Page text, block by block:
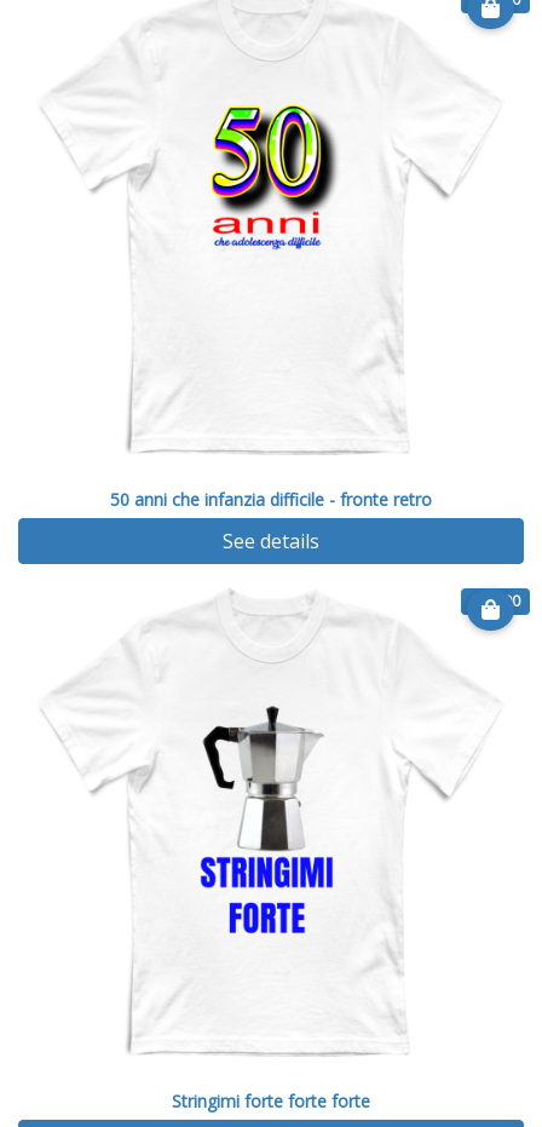
50 anni che infanzia difficile - fronte retro
See details
€ 14.90
Stringimi forte forte forte